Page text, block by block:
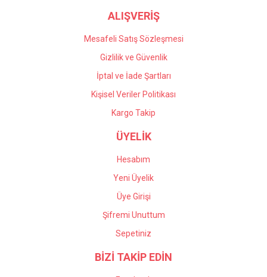
ALIŞVERİŞ
Mesafeli Satış Sözleşmesi
Gizlilik ve Güvenlik
İptal ve İade Şartları
Kişisel Veriler Politikası
Kargo Takip
ÜYELİK
Hesabım
Yeni Üyelik
Üye Girişi
Şifremi Unuttum
Sepetiniz
BİZİ TAKİP EDİN